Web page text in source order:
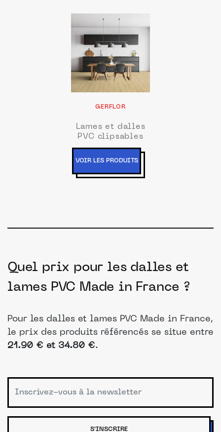
GERFLOR
Lames et dalles
PVC clipsables
VOIR LES PRODUITS
Quel prix pour les dalles et
lames PVC Made in France ?
Pour les dalles et lames PVC Made in France,
le prix des produits référencés se situe entre
21.90 € et 34.80 €.
S'INSCRIRE